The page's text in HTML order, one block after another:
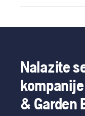
Nalazite
& Garden